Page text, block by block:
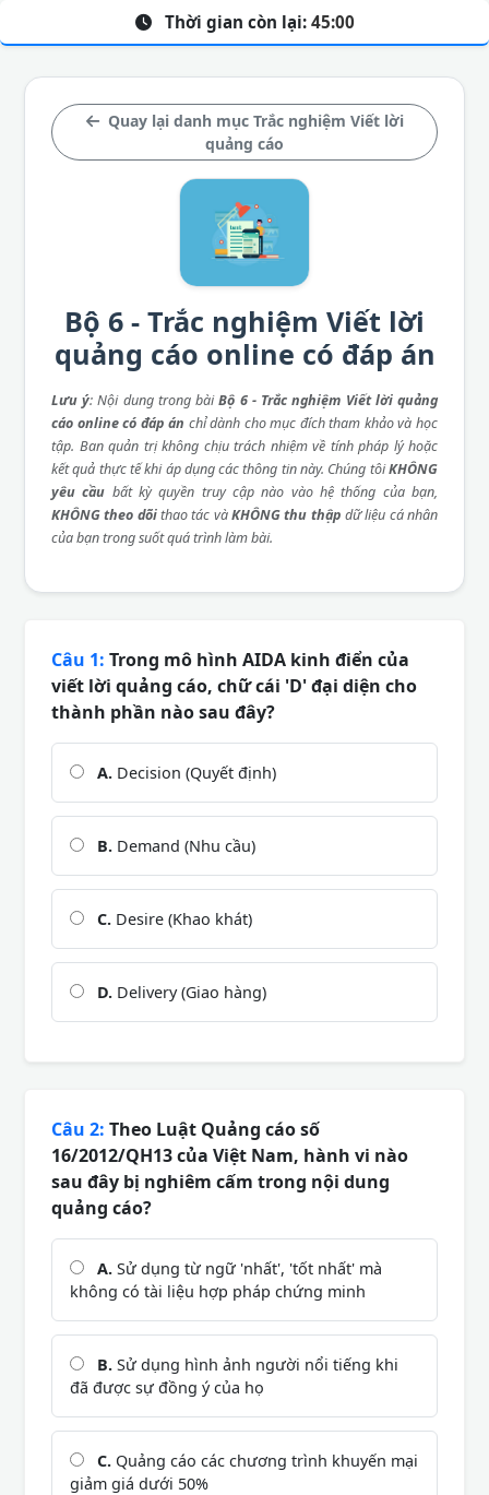
Quay lại danh mục Trắc nghiệm Viết lời
quảng cáo
Bộ 6 - Trắc nghiệm Viết lời
quảng cáo online có đáp án
Lưu ý: Nội dung trong bàiBộ 6 - Trắc nghiệm Viết lời quảng
cáo online có đáp án chỉ dành cho mục đích tham khảo và học
tập. Ban quản trị không chịu trách nhiệm về tính pháp lý hoặc
kết quả thực tế khi áp dụng các thông tin này. Chúng tôiKHÔNG
yêu cầu bất kỳ quyền truy cập nào vào hệ thống của bạn,
KHÔNG theo dõithao tác vàKHÔNG thu thập dữ liệu cá nhân
của bạn trong suốt quá trình làm bài.
Thời gian còn lại: 45:00
Câu 1: Trong mô hình AIDA kinh điển của
viết lời quảng cáo, chữ cái 'D' đại diện cho
thành phần nào sau đây?
A. Decision (Quyết định)
B. Demand (Nhu cầu)
C. Desire (Khao khát)
D. Delivery (Giao hàng)
Câu 2: Theo Luật Quảng cáo số
16/2012/QH13 của Việt Nam, hành vi nào
sau đây bị nghiêm cấm trong nội dung
quảng cáo?
A. Sử dụng từ ngữ 'nhất', 'tốt nhất' mà
không có tài liệu hợp pháp chứng minh
B. Sử dụng hình ảnh người nổi tiếng khi
đã được sự đồng ý của họ
C. Quảng cáo các chương trình khuyến mại
giảm giá dưới 50%